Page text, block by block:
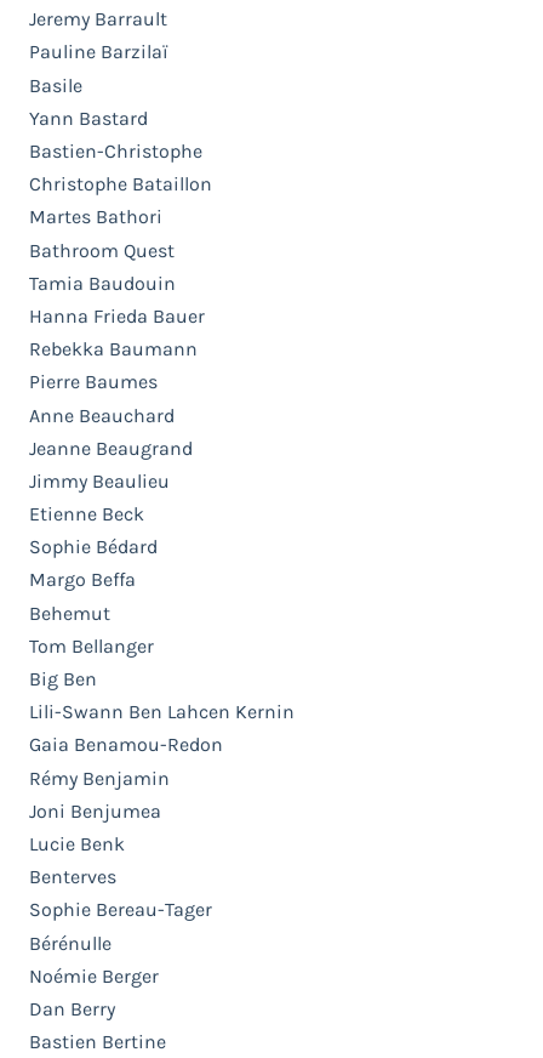
Jeremy Barrault
Pauline Barzilaï
Basile
Yann Bastard
Bastien-Christophe
Christophe Bataillon
Martes Bathori
Bathroom Quest
Tamia Baudouin
Hanna Frieda Bauer
Rebekka Baumann
Pierre Baumes
Anne Beauchard
Jeanne Beaugrand
Jimmy Beaulieu
Etienne Beck
Sophie Bédard
Margo Beffa
Behemut
Tom Bellanger
Big Ben
Lili-Swann Ben Lahcen Kernin
Gaia Benamou-Redon
Rémy Benjamin
Joni Benjumea
Lucie Benk
Benterves
Sophie Bereau-Tager
Bérénulle
Noémie Berger
Dan Berry
Bastien Bertine